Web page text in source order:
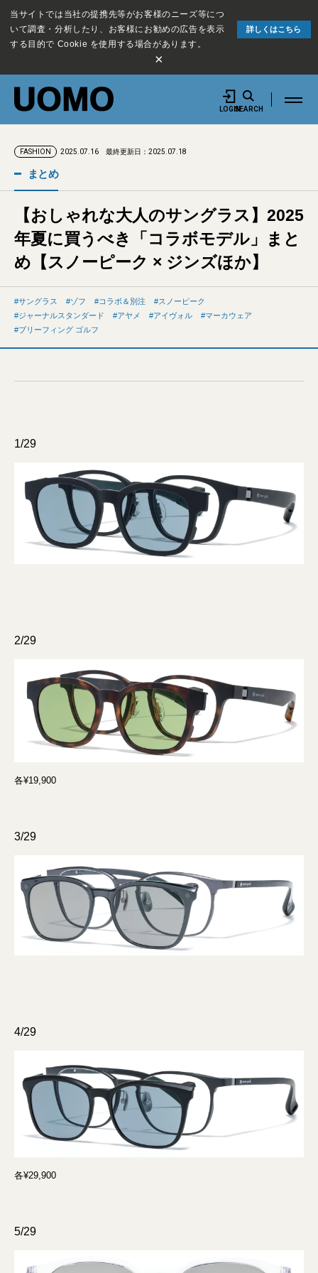
当サイトでは当社の提携先等がお客様のニーズ等につ
いて調査・分析したり、お客様にお勧めの広告を表示
する目的で Cookie を使用する場合があります。
詳しくはこちら
×
LOGINSEARCH
FASHION 2025.07.16 最終更新日：2025.07.18
まとめ
【おしゃれな大人のサングラス】2025
年夏に買うべき「コラボモデル」まと
め【スノーピーク × ジンズほか】
サングラス ゾフ コラボ＆別注
スノーピーク
ジャーナルスタンダード
アヤメ アイヴォル
マーカウェア
ブリーフィング ゴルフ
1/29
2/29
各¥19,900
3/29
4/29
各¥29,900
5/29